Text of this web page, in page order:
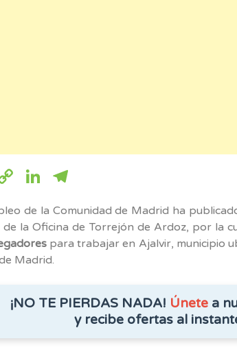
CopyLinkedIn
de la Comunidad de Madrid ha
la Oficina de Torrejón de Ardoz, por la
para trabajar en Ajalvir, municipio
Madrid.
¡NO TE PIERDAS NADA! Únete a
y recibe ofertas al